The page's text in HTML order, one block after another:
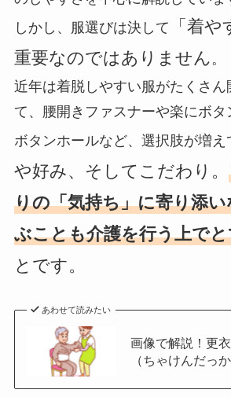
しかし、服選びは決して
「着
重要なのではありません。
近年は着脱しやすい服がたくさん
て、腰開きファスナーや楽にボタ
ボタンホールなど、選択肢が増え
や好み、そしてこだわり。
りの「気持ち」に寄り添
ぶことも介護を行う上で
とです。
あわせて読みたい
画像で解説！更
（ちゃけんだっ